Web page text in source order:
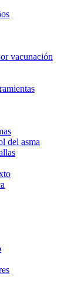
vacunación
del asma